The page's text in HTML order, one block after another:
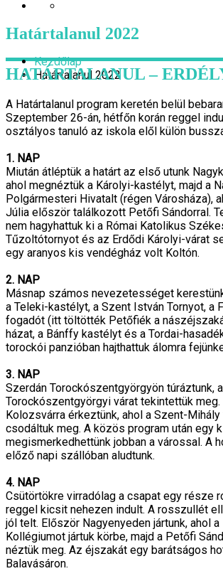
Határtalanul 2022
Kezdőlap
Határtalanul 2022
HATÁRTALANUL –
A Határtalanul program keretén belül
Szeptember 26-án, hétfőn korán reggel
osztályos tanuló az iskola elől külön
1. NAP
Miután átléptük a határt az első utunk
ahol megnéztük a Károlyi-kastélyt, majd a
Polgármesteri Hivatalt (régen Városháza),
Júlia először találkozott Petőfi Sándorral.
nem hagyhattuk ki a Római Katolikus
Tűzoltótornyot és az Erdődi Károlyi-várat
egy aranyos kis vendégház volt Koltón.
2. NAP
Másnap számos nevezetességet
a Teleki-kastélyt, a Szent István Tornyot, a
fogadót (itt töltötték Petőfiék a
házat, a Bánffy kastélyt és a Tordai-
torockói panzióban hajthattuk álomra
3. NAP
Szerdán Torockószentgyörgyön túráztunk,
Torockószentgyörgyi várat tekintettük meg.
Kolozsvárra érkeztünk, ahol a Szent-
csodáltuk meg. A közös program után egy
megismerkedhettünk jobban a várossal. A
előző napi szállóban aludtunk.
4. NAP
Csütörtökre virradólag a csapat egy része
reggel kicsit nehezen indult. A rosszullét
jól telt. Először Nagyenyeden jártunk, ahol a
Kollégiumot jártuk körbe, majd a Petőfi
néztük meg. Az éjszakát egy barátságos
Balavásáron.